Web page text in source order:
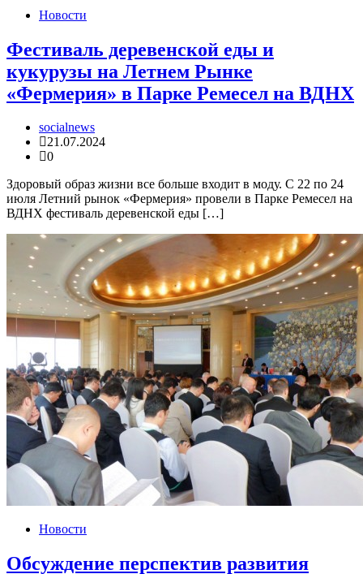
Новости
Фестиваль деревенской еды и
кукурузы на Летнем Рынке
«Фермерия» в Парке Ремесел на ВДНХ
socialnews
21.07.2024
0
Здоровый образ жизни все больше входит в моду. С 22 по 24
июля Летний рынок «Фермерия» провели в Парке Ремесел на
ВДНХ фестиваль деревенской еды […]
Новости
Обсуждение перспектив развития